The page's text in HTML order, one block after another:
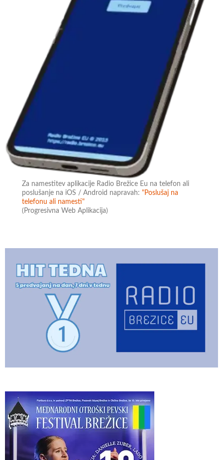
Za namestitev aplikacije Radio Brežice Eu na telefon ali
poslušanje na iOS / Android napravah:"Poslušaj na
telefonu ali namesti"
(Progresivna Web Aplikacija)